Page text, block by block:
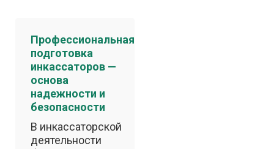
Профессиональная
подготовка
инкассаторов —
основа
надежности и
безопасности
В инкассаторской
деятельности